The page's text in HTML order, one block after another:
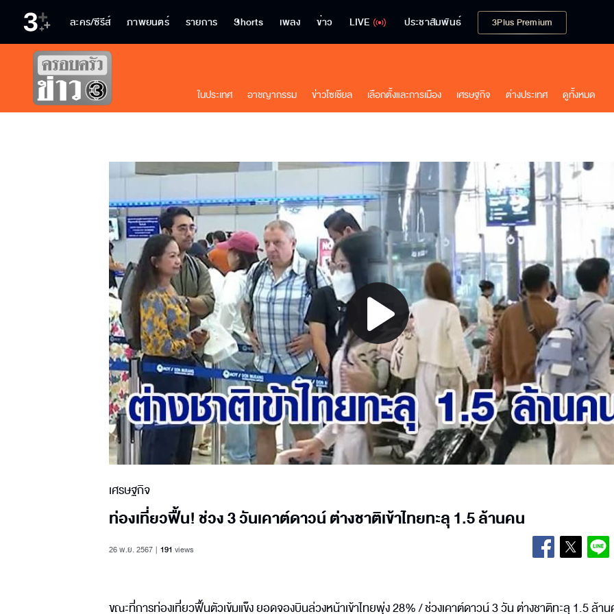
ละคร/ซีรีส์ ภาพยนตร์ รายการ Shorts เพลง ข่าว LIVE ประชาสัมพันธ์ 3Plus Premium
ในประเทศ อาชญากรรม ข่าวโซเชียล เลือกตั้งและการเมือง เศรษฐกิจ ต่างประเทศ ดูทั้งหมด
Play
Video
เศรษฐกิจ
ท่องเที่ยวฟื้น! ช่วง 3 วันเคาต์ดาวน์ ต่างชาติเข้าไทยทะลุ 1.5 ล้านคน
26 พ.ย. 2567 191 views
ขณะที่การท่องเที่ยวฟื้นตัวเข้มแข็ง ยอดจองบินล่วงหน้าเข้าไทยพุ่ง 28% / ช่วงเคาต์ดาวน์ 3 วัน ต่างชาติทะลุ 1.5 ล้า